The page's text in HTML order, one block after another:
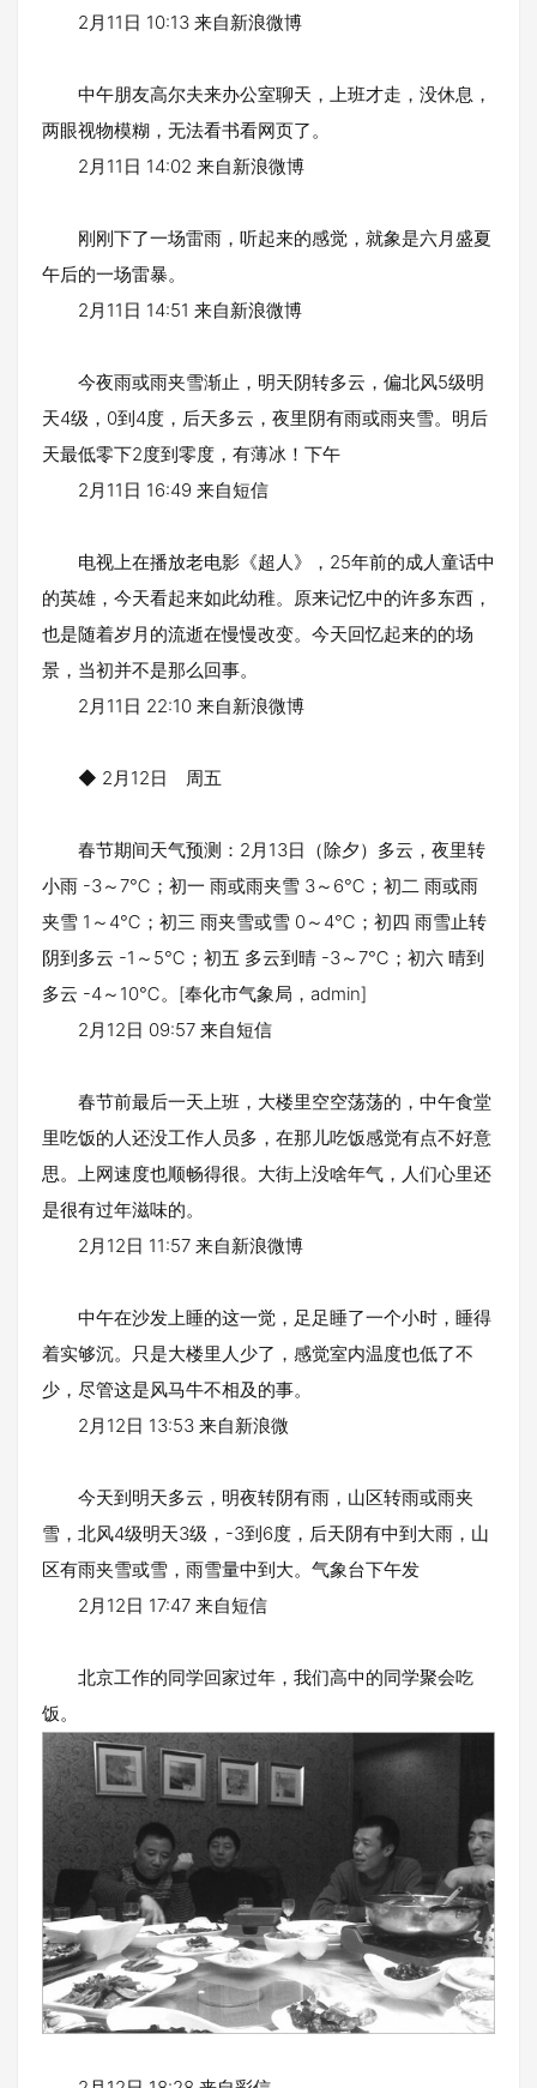
2月11日 10:13 来自新浪微博
中午朋友高尔夫来办公室聊天，上班才走，没休息，
两眼视物模糊，无法看书看网页了。
2月11日 14:02 来自新浪微博
刚刚下了一场雷雨，听起来的感觉，就象是六月盛夏
午后的一场雷暴。
2月11日 14:51 来自新浪微博
今夜雨或雨夹雪渐止，明天阴转多云，偏北风5级明
天4级，0到4度，后天多云，夜里阴有雨或雨夹雪。明后
天最低零下2度到零度，有薄冰！下午
2月11日 16:49 来自短信
电视上在播放老电影《超人》，25年前的成人童话中
的英雄，今天看起来如此幼稚。原来记忆中的许多东西，
也是随着岁月的流逝在慢慢改变。今天回忆起来的的场
景，当初并不是那么回事。
2月11日 22:10 来自新浪微博
◆ 2月12日 周五
春节期间天气预测：2月13日（除夕）多云，夜里转
小雨 -3～7℃；初一 雨或雨夹雪 3～6℃；初二 雨或雨
夹雪 1～4℃；初三 雨夹雪或雪 0～4℃；初四 雨雪止转
阴到多云 -1～5℃；初五 多云到晴 -3～7℃；初六 晴到
多云 -4～10℃。[奉化市气象局，admin]
2月12日 09:57 来自短信
春节前最后一天上班，大楼里空空荡荡的，中午食堂
里吃饭的人还没工作人员多，在那儿吃饭感觉有点不好意
思。上网速度也顺畅得很。大街上没啥年气，人们心里还
是很有过年滋味的。
2月12日 11:57 来自新浪微博
中午在沙发上睡的这一觉，足足睡了一个小时，睡得
着实够沉。只是大楼里人少了，感觉室内温度也低了不
少，尽管这是风马牛不相及的事。
2月12日 13:53 来自新浪微
今天到明天多云，明夜转阴有雨，山区转雨或雨夹
雪，北风4级明天3级，-3到6度，后天阴有中到大雨，山
区有雨夹雪或雪，雨雪量中到大。气象台下午发
2月12日 17:47 来自短信
北京工作的同学回家过年，我们高中的同学聚会吃
饭。